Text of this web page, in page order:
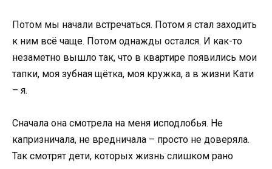
Потом мы начали встречаться. Потом я стал заходить
к ним всё чаще. Потом однажды остался. И как-то
незаметно вышло так, что в квартире появились мои
тапки, моя зубная щётка, моя кружка, а в жизни Кати
– я.
Сначала она смотрела на меня исподлобья. Не
капризничала, не вредничала – просто не доверяла.
Так смотрят дети, которых жизнь слишком рано